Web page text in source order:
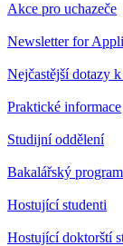
Akce pro uchazeče
Newsletter for
Nejčastější dotazy
Praktické informace
Studijní oddělení
Bakalářský
Hostující studenti
Hostující doktorští